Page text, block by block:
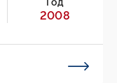
Год
2008